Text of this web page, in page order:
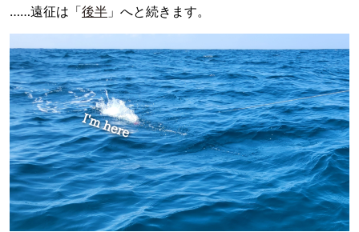
……遠征は「後半 」へと続きます。